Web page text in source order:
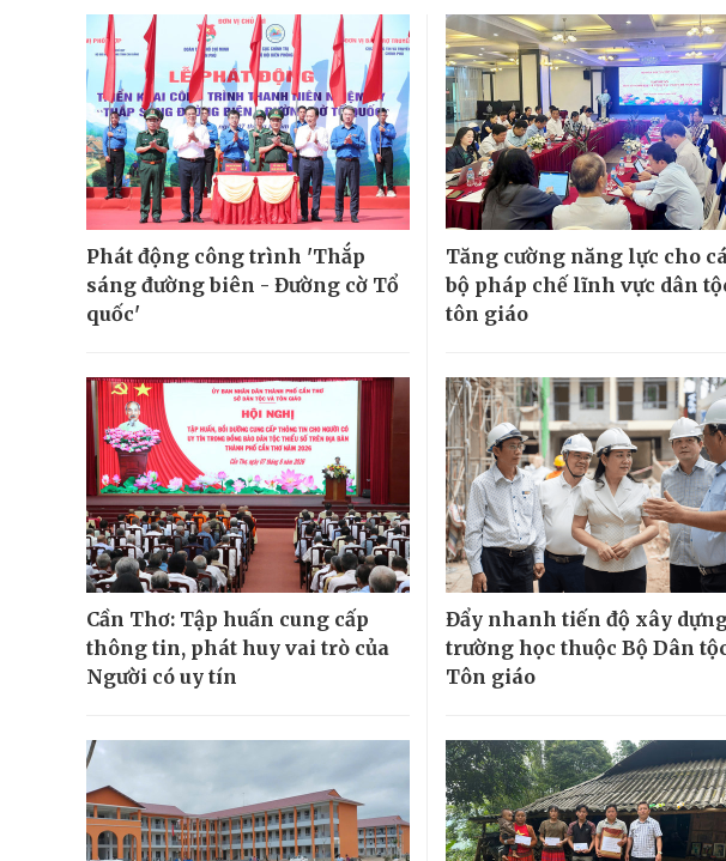
Phát động công trình 'Thắp
sáng đường biên - Đường cờ Tổ
quốc'
Tăng cường năng lực cho
bộ pháp chế lĩnh vực dân
tôn giáo
Cần Thơ: Tập huấn cung cấp
thông tin, phát huy vai trò của
Người có uy tín
Đẩy nhanh tiến độ xây
trường học thuộc Bộ Dân
Tôn giáo